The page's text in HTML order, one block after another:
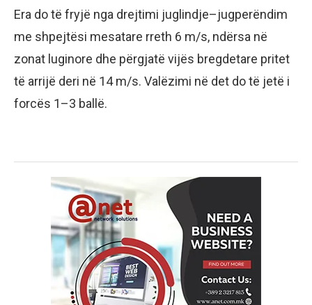
Era do të fryjë nga drejtimi juglindje–jugperëndim
me shpejtësi mesatare rreth 6 m/s, ndërsa në
zonat luginore dhe përgjatë vijës bregdetare pritet
të arrijë deri në 14 m/s. Valëzimi në det do të jetë i
forcës 1–3 ballë.